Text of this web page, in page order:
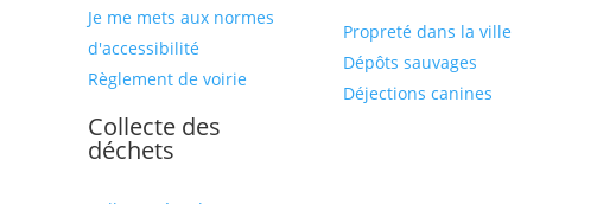
Je me mets aux normes
d'accessibilité
Règlement de voirie
Collecte des
déchets
Propreté dans la ville
Dépôts sauvages
Déjections canines